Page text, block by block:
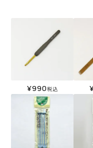
¥990税込